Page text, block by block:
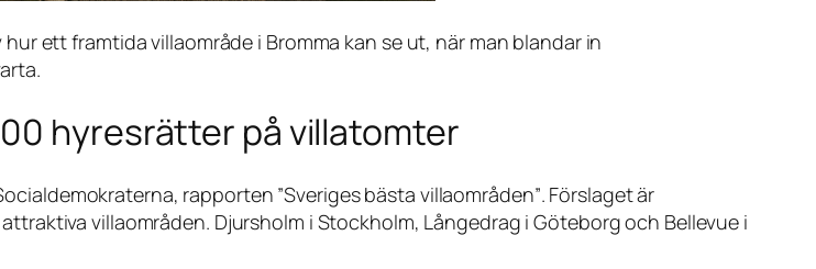
ett framtida villaområde i Bromma kan se ut, när man blandar in
hyresrätter på villatomter
rapporten ”Sveriges bästa villaområden”. Förslaget är
villaområden. Djursholm i Stockholm, Långedrag i Göteborg och Bellevue i